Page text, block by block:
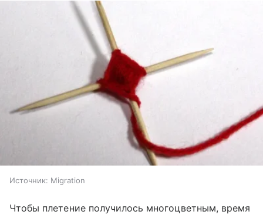
Источник: Migration
Чтобы плетение получилось многоцветным, время